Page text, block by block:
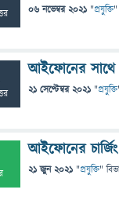
06 নভেম্বর 2021 "প্রযুক্তি"
আইফোনের সাথে
21 সেপ্টেম্বর 2021 "প্রযুক্তি
আইফোনের
21 জুন 2021 "প্রযুক্তি"